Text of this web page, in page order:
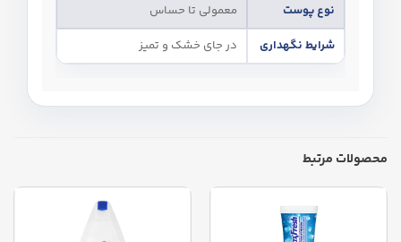
نوع پوست
معمولی تا حساس
شرایط نگهداری
در جای خشک و تمیز
محصولات مرتبط